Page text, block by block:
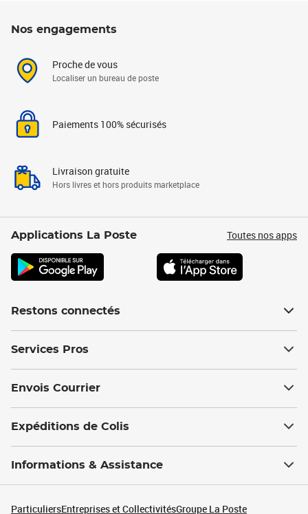
Nos engagements
Proche de vous
Localiser un bureau de poste
Paiements 100% sécurisés
Livraison gratuite
Hors livres et hors produits marketplace
Applications La Poste Toutes nos apps
Restons connectés
Services Pros
Envois Courrier
Expéditions de Colis
Informations & Assistance
ParticuliersEntreprises et CollectivitésGroupe La Poste